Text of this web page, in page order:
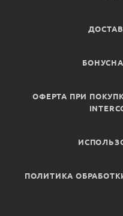
ОФЕРТА ПРИ
ПОЛИТИКА